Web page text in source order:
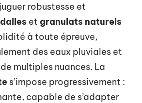
robustesse et
dalles et granulats naturels
à toute épreuve,
des eaux pluviales et
multiples nuances. La
s’impose progressivement :
capable de s’adapter